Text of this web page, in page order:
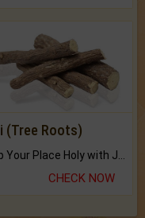
(Tree Roots)
CHECK NOW